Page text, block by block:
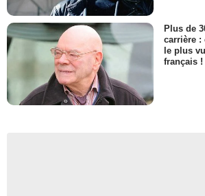
Plus de
carrière :
le plus
français !